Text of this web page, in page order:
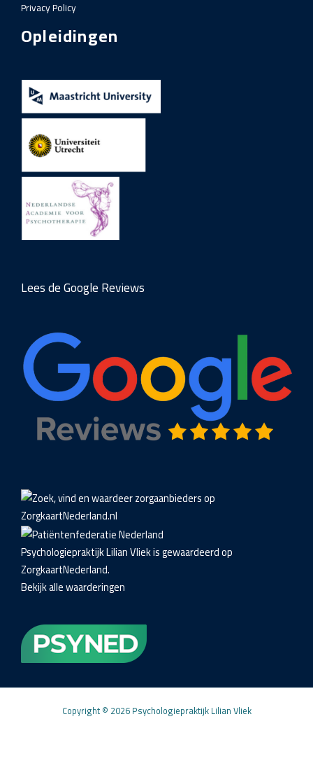
Privacy Policy
Opleidingen
Lees de Google Reviews
Psychologiepraktijk Lilian Vliekis gewaardeerd op
ZorgkaartNederland.
Bekijk alle waarderingen
Copyright © 2026 Psychologiepraktijk Lilian Vliek